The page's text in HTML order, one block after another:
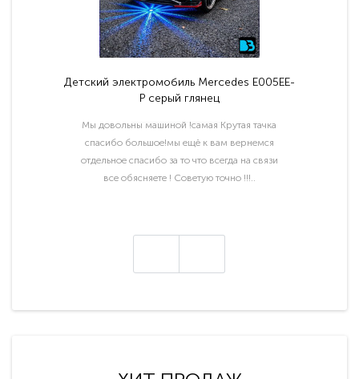
Детский электромобиль Mercedes E005EE-
P серый глянец
Мы довольны машиной !самая Крутая тачка
спасибо большое!мы ещё к вам вернемся
отдельное спасибо за то что всегда на связи
все обясняете ! Советую точно !!!..